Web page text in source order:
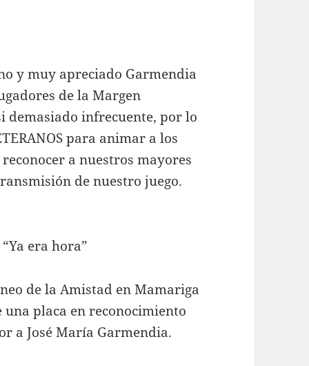
y muy apreciado Garmendia
de la Margen
demasiado infrecuente, por lo
para animar a los
a nuestros mayores
de nuestro juego.
era hora”
de la Amistad en Mamariga
placa en reconocimiento
a José María Garmendia.